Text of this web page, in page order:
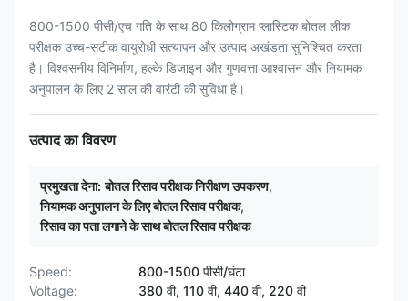
800-1500 पीसी/एच गति के साथ 80 किलोग्राम प्लास्टिक बोतल लीक
परीक्षक उच्च-सटीक वायुरोधी सत्यापन और उत्पाद अखंडता सुनिश्चित करता
है। विश्वसनीय विनिर्माण, हल्के डिजाइन और गुणवत्ता आश्वासन और नियामक
अनुपालन के लिए 2 साल की वारंटी की सुविधा है।
उत्पाद का विवरण
प्रमुखता देना: बोतल रिसाव परीक्षक निरीक्षण उपकरण,
नियामक अनुपालन के लिए बोतल रिसाव परीक्षक,
रिसाव का पता लगाने के साथ बोतल रिसाव परीक्षक
Speed:
800-1500 पीसी/घंटा
Voltage:
380 वी, 110 वी, 440 वी, 220 वी